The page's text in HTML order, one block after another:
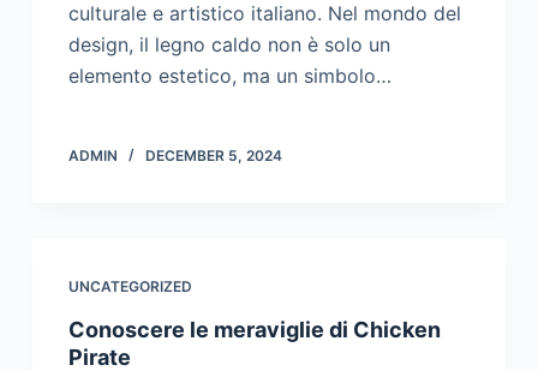
culturale e artistico italiano. Nel mondo del
design, il legno caldo non è solo un
elemento estetico, ma un simbolo…
ADMIN DECEMBER 5, 2024
UNCATEGORIZED
Conoscere le meraviglie di Chicken
Pirate